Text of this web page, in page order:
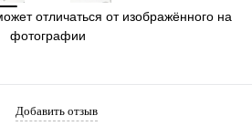
отличаться от изображённого на
фотографии
Добавить отзыв